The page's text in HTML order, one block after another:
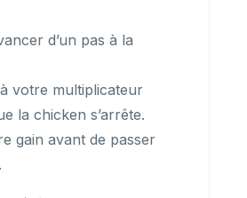
d’un pas à la
votre multiplicateur
la chicken s’arrête.
gain avant de passer